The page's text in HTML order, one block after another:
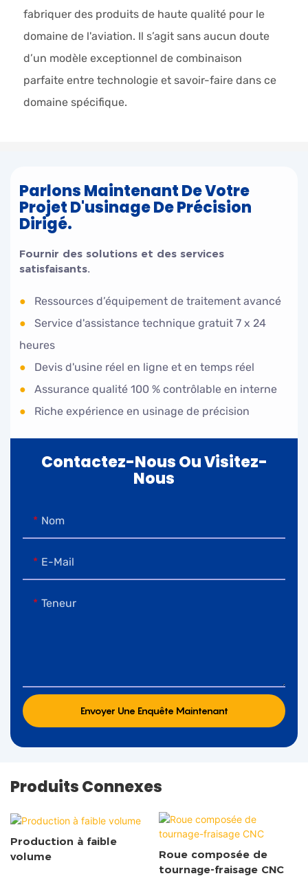
fabriquer des produits de haute qualité pour le
domaine de l'aviation. Il s’agit sans aucun doute
d’un modèle exceptionnel de combinaison
parfaite entre technologie et savoir-faire dans ce
domaine spécifique.
Parlons Maintenant De Votre
Projet D'usinage De Précision
Dirigé.
Fournir des solutions et des services
satisfaisants.
●
Ressources d’équipement de traitement avancé
●
Service d'assistance technique gratuit 7 x 24
heures
●
Devis d'usine réel en ligne et en temps réel
●
Assurance qualité 100 % contrôlable en interne
●
Riche expérience en usinage de précision
Contactez-Nous Ou Visitez-
Nous
Nom
E-Mail
Teneur
Envoyer Une Enquête Maintenant
Produits Connexes
Production à faible
volume
Roue composée de
tournage-fraisage CNC